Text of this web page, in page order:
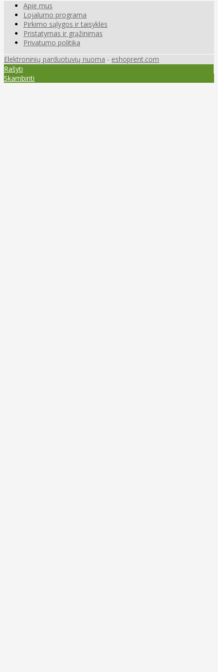
Apie mus
Lojalumo programa
Pirkimo sąlygos ir taisyklės
Pristatymas ir grąžinimas
Privatumo politika
Elektroninių parduotuvių nuoma - eshoprent.com
Rašyti
Skambinti